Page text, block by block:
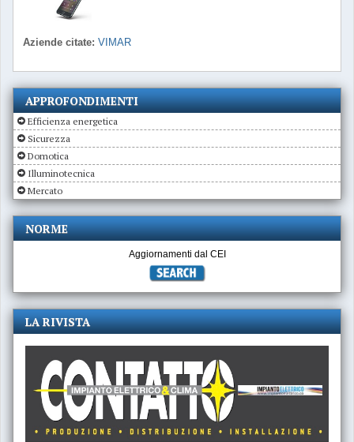
Aziende citate: VIMAR
APPROFONDIMENTI
Efficienza energetica
Sicurezza
Domotica
Illuminotecnica
Mercato
NORME
Aggiornamenti dal CEI
LA RIVISTA